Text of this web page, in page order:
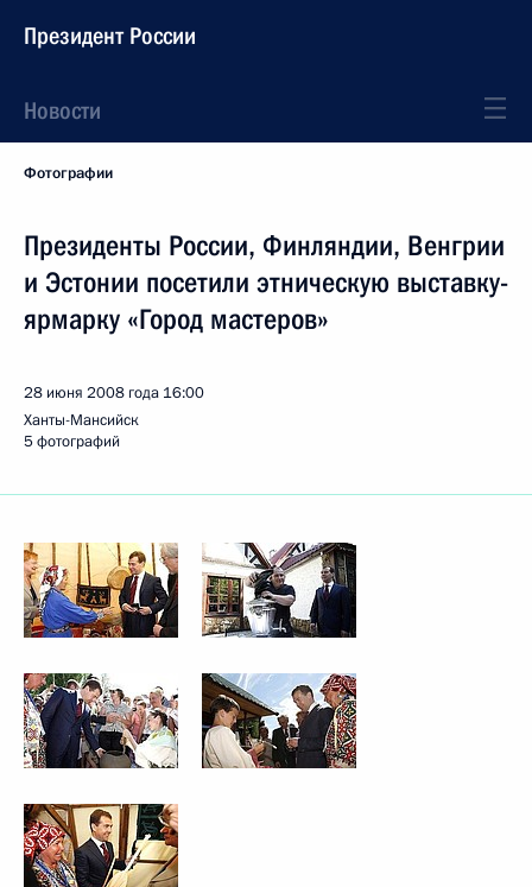
Президент России
Новости
Фотографии
Президенты России, Финляндии, Венгрии
и Эстонии посетили этническую выставку-
ярмарку «Город мастеров»
28 июня 2008 года 16:00
Ханты-Мансийск
5 фотографий